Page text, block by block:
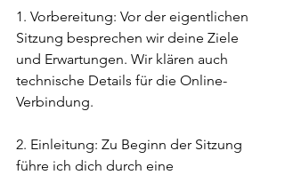
1. Vorbereitung: Vor der eigentlichen
Sitzung besprechen wir deine Ziele
und Erwartungen. Wir klären auch
technische Details für die Online-
Verbindung.
2. Einleitung: Zu Beginn der Sitzung
führe ich dich durch eine